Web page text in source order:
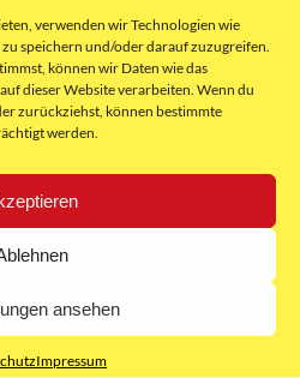
verwenden wir Technologien wie
speichern und/oder darauf zuzugreifen.
können wir Daten wie das
dieser Website verarbeiten. Wenn du
zurückziehst, können bestimmte
werden.
ansehen
Impressum
Impressum
AGB
Datenschutz